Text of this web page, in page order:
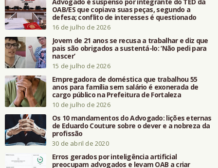
OAB/ES que copiava suas peças, segundo a
defesa; conflito de interesses é questionado
16 de julho de 2026
Jovem de 21 anos se recusa a trabalhar e diz que
pais são obrigados a sustentá-lo: ‘Não pedi para
nascer’
15 de julho de 2026
Empregadora de doméstica que trabalhou 55
anos para família sem salário é exonerada de
cargo público na Prefeitura de Fortaleza
10 de julho de 2026
Os 10 mandamentos do Advogado: lições eternas
de Eduardo Couture sobre o dever e a nobreza da
profissão
30 de abril de 2020
Erros gerados por inteligência artificial
preocupam advogados e levam OAB a criar